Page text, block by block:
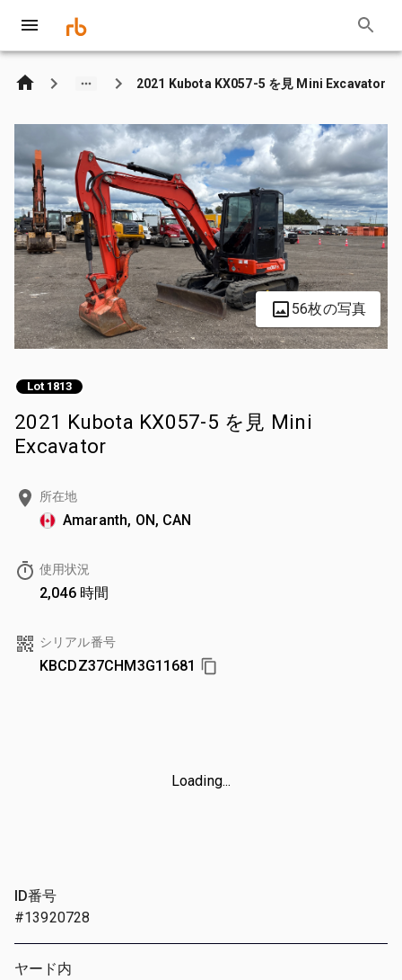
2021 Kubota KX057-5 を見 Mini Excavator
56枚の写真
Lot 1813
2021 Kubota KX057-5 を見 Mini
Excavator
所在地
Amaranth, ON, CAN
使用状況
2,046 時間
シリアル番号
KBCDZ37CHM3G11681
Loading...
ID番号
#13920728
ヤード内